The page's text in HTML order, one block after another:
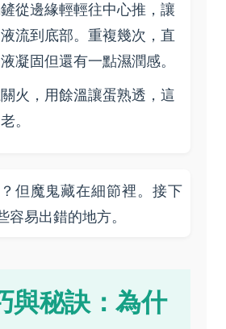
從邊緣輕輕往中心推，讓
流到底部。重複幾次，直
凝固但還有一點濕潤感。
火，用餘溫讓蛋熟透，這
。
但魔鬼藏在細節裡。接下
容易出錯的地方。
與秘訣：為什